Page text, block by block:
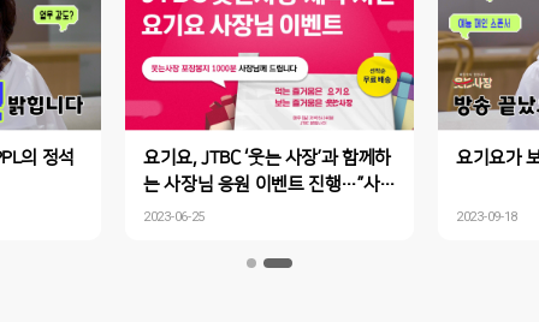
의 정석
요기요, JTBC ‘웃는 사장’과 함께하
는 사장님 응원 이벤트 진행…”사장
님의 웃는 순간 공유하면 선물이 쏟
2023-06-25
요기요가
2023-09-18